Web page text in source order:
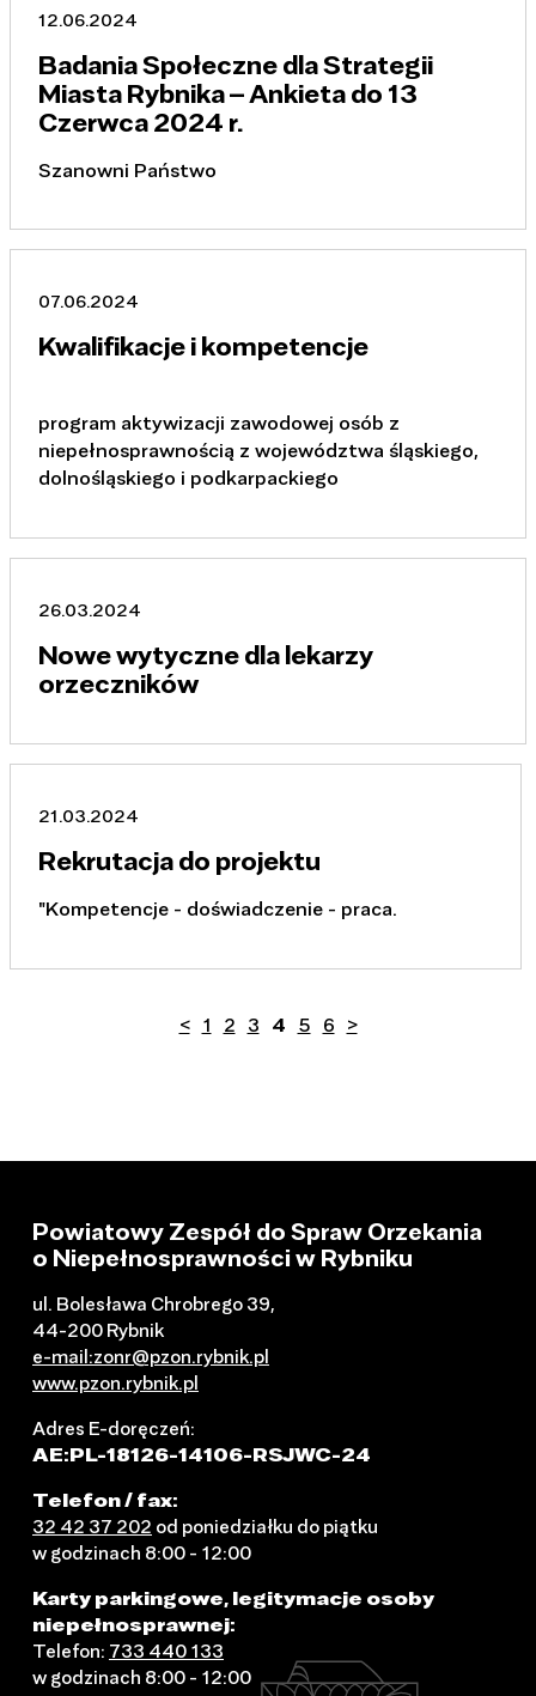
12.06.2024
Badania Społeczne dla Strategii
Miasta Rybnika – Ankieta do 13
Czerwca 2024 r.
Szanowni Państwo
07.06.2024
Kwalifikacje i kompetencje
program aktywizacji zawodowej osób z
niepełnosprawnością z województwa śląskiego,
dolnośląskiego i podkarpackiego
26.03.2024
Nowe wytyczne dla lekarzy
orzeczników
21.03.2024
Rekrutacja do projektu
"Kompetencje - doświadczenie - praca.
< 1 2 3 4 5 6 >
Powiatowy Zespół do Spraw Orzekania
o Niepełnosprawności w Rybniku
ul. Bolesława Chrobrego 39,
44-200 Rybnik
e-mail:zonr@pzon.rybnik.pl
www.pzon.rybnik.pl
Adres E-doręczeń:
AE:PL-18126-14106-RSJWC-24
Telefon / fax:
32 42 37 202 od poniedziałku do piątku
w godzinach 8:00 - 12:00
Karty parkingowe, legitymacje osoby
niepełnosprawnej:
Telefon: 733 440 133
w godzinach 8:00 - 12:00